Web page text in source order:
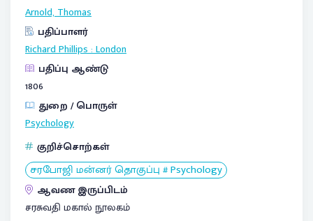
Arnold, Thomas
பதிப்பாளர்
Richard Phillips:London
பதிப்பு ஆண்டு
1806
துறை / பொருள்
Psychology
குறிச்சொற்கள்
சரபோஜி மன்னர் தொகுப்பு # Psychology
ஆவண இருப்பிடம்
சரசுவதி மகால் நூலகம்